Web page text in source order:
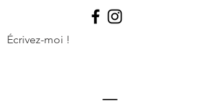
Écrivez-moi !